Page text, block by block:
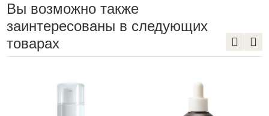
Вы возможно также
заинтересованы в следующих
товарах